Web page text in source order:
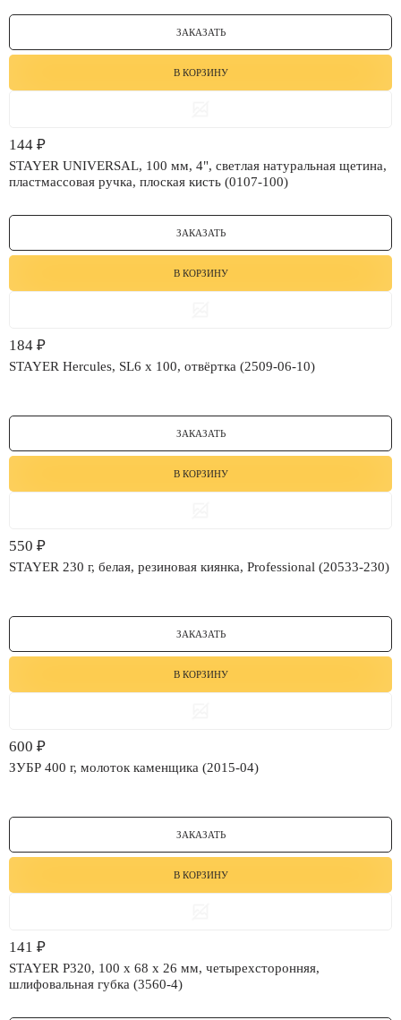
ЗАКАЗАТЬ
В КОРЗИНУ
144 ₽
STAYER UNIVERSAL, 100 мм, 4", светлая натуральная щетина,
пластмассовая ручка, плоская кисть (0107-100)
ЗАКАЗАТЬ
В КОРЗИНУ
184 ₽
STAYER Hercules, SL6 x 100, отвёртка (2509-06-10)
ЗАКАЗАТЬ
В КОРЗИНУ
550 ₽
STAYER 230 г, белая, резиновая киянка, Professional (20533-230)
ЗАКАЗАТЬ
В КОРЗИНУ
600 ₽
ЗУБР 400 г, молоток каменщика (2015-04)
ЗАКАЗАТЬ
В КОРЗИНУ
141 ₽
STAYER Р320, 100 х 68 х 26 мм, четырехсторонняя,
шлифовальная губка (3560-4)